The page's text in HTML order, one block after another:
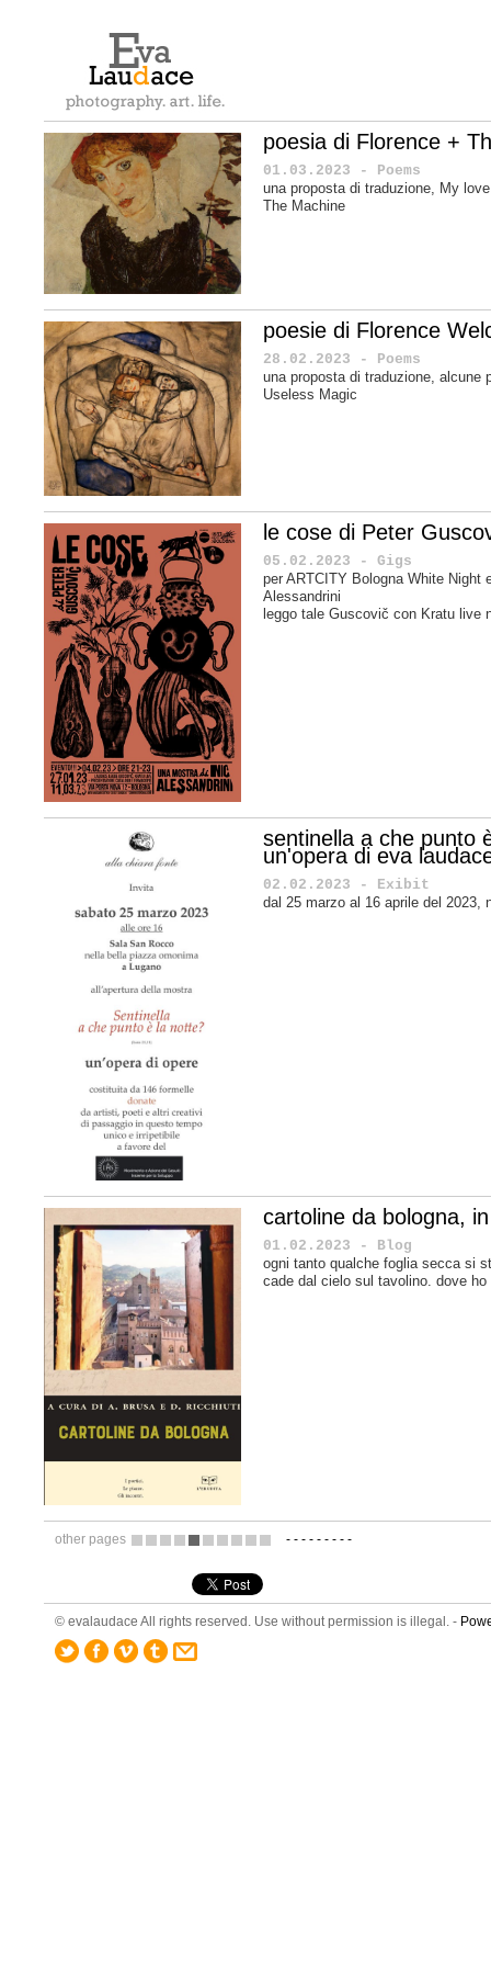
poesia di Florence +
01.03.2023 - Poems
una proposta di traduzione, My
The Machine
poesie di Florence
28.02.2023 - Poems
una proposta di traduzione, alcune
Useless Magic
le cose di Peter
05.02.2023 - Gigs
per ARTCITY Bologna White Night
Alessandrini
leggo tale Guscovič con Kratu live
sentinella a che punto
un'opera di eva
02.02.2023 - Exibit
dal 25 marzo al 16 aprile del 2023,
cartoline da bologna,
01.02.2023 - Blog
ogni tanto qualche foglia secca si
cade dal cielo sul tavolino. dove
other pages - - - - - - - - -
© evalaudace All rights reserved. Use without permission is illegal. -